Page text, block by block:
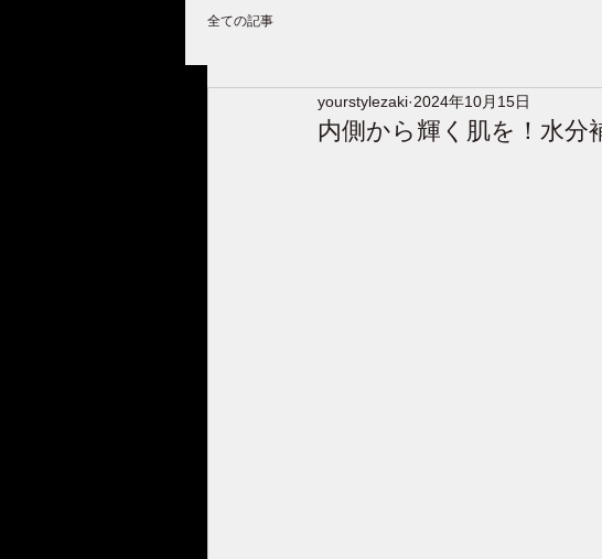
全ての記事
内側から輝く肌を！水分
yourstylezaki 2024年10月15日